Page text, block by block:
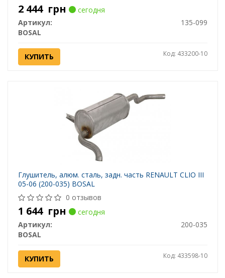
2 444 грн
сегодня
Артикул:
135-099
BOSAL
КУПИТЬ Код: 433200-10
Глушитель, алюм. cталь, задн. часть RENAULT CLIO III
05-06 (200-035) BOSAL
0 отзывов
1 644 грн
сегодня
Артикул:
200-035
BOSAL
КУПИТЬ Код: 433598-10